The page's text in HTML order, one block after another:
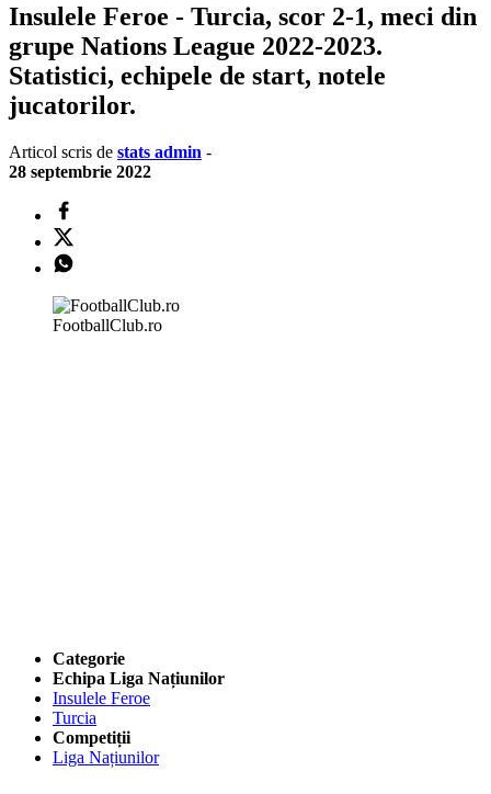
Insulele Feroe - Turcia, scor 2-1, meci din
grupe Nations League 2022-2023.
Statistici, echipele de start, notele
jucatorilor.
Articol scris de stats admin -
28 septembrie 2022
FootballClub.ro
Categorie
Echipa Liga Națiunilor
Insulele Feroe
Turcia
Competiții
Liga Națiunilor